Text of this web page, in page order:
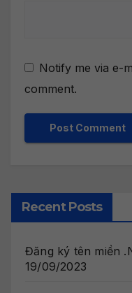
Notify me via e-
comment.
Recent Posts
Đăng ký tên miền
19/09/2023